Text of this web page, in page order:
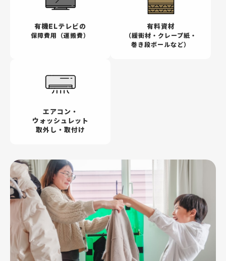
有機ELテレビの
保障費用（運搬費）
有料資材
（緩衝材・クレープ紙・
巻き段ボールなど）
エアコン・
ウォッシュレット
取外し・取付け